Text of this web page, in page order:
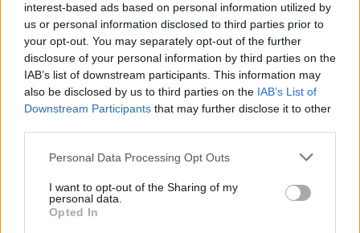
interest-based ads based on personal information utilized by
us or personal information disclosed to third parties prior to
your opt-out. You may separately opt-out of the further
disclosure of your personal information by third parties on the
IAB’s list of downstream participants. This information may
also be disclosed by us to third parties on the IAB’s List of
Downstream Participants that may further disclose it to other
Personal Data Processing Opt Outs
I want to opt-out of the Sharing of my
personal data.
Opted In
Πέτα τακτικά τα σκουπίδια
και άδειαζε τατασάκια, αν
είσαι καπνιστής.
Καθάριζε σχολαστικά το
εσωτερικό τουλάχιστον
ε φίλτρα, τσιμούχες και
συστήματα αποστράγγισης
να αποτρέψεις τη συσσώρευση